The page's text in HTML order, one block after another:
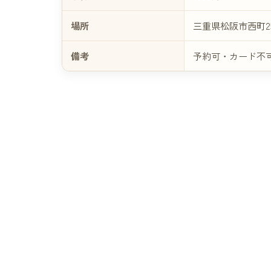
場所 三重県松阪市西町
備考 予約可・カード不